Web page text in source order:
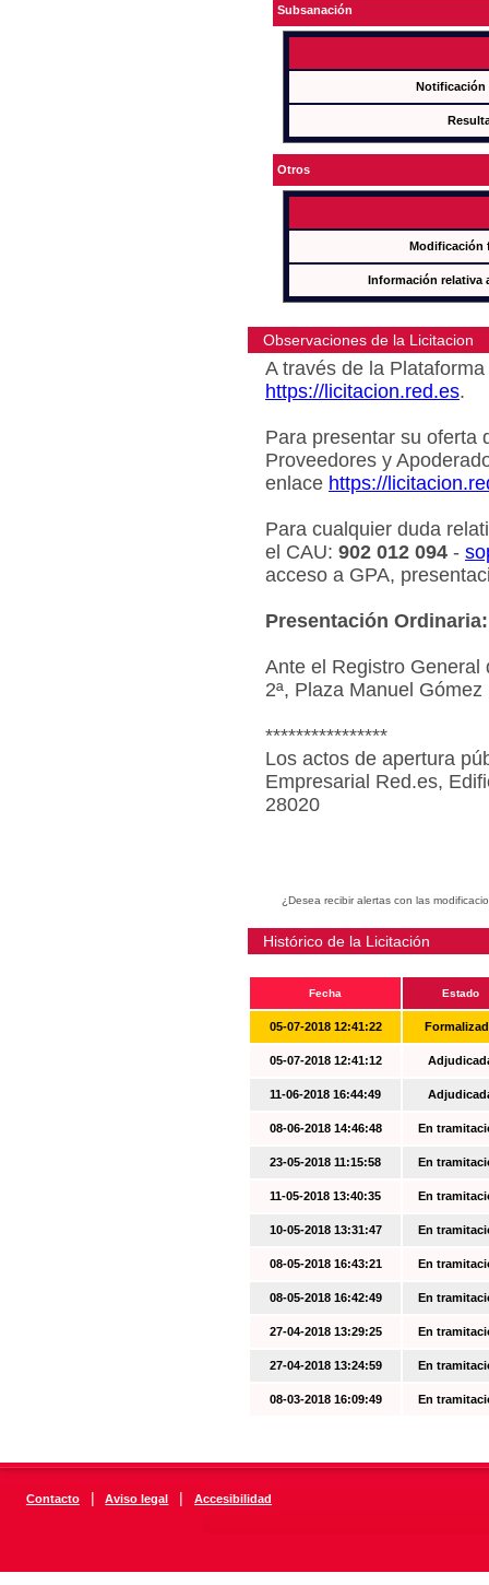
Subsanación
Notificación
Otros
Modificación
Información relativa
Observaciones de la Licitacion
A través de la
https://licitacion.red.es.
Para presentar su oferta
Proveedores y
enlace https://
Para cualquier duda
el CAU: 902 012 094 -
acceso a GPA,
Presentación Ordinaria:
Ante el Registro General
2ª, Plaza Manuel
****************
Los actos de apertura
Empresarial Red.es,
28020
¿Desea recibir alertas con las
Histórico de la Licitación
Fecha Estado
05-07-2018 12:41:22
05-07-2018 12:41:12
11-06-2018 16:44:49
08-06-2018 14:46:48 En
23-05-2018 11:15:58 En
11-05-2018 13:40:35 En
10-05-2018 13:31:47 En
08-05-2018 16:43:21 En
08-05-2018 16:42:49 En
27-04-2018 13:29:25 En
27-04-2018 13:24:59 En
08-03-2018 16:09:49 En
Contacto | Aviso legal | Accesibilidad